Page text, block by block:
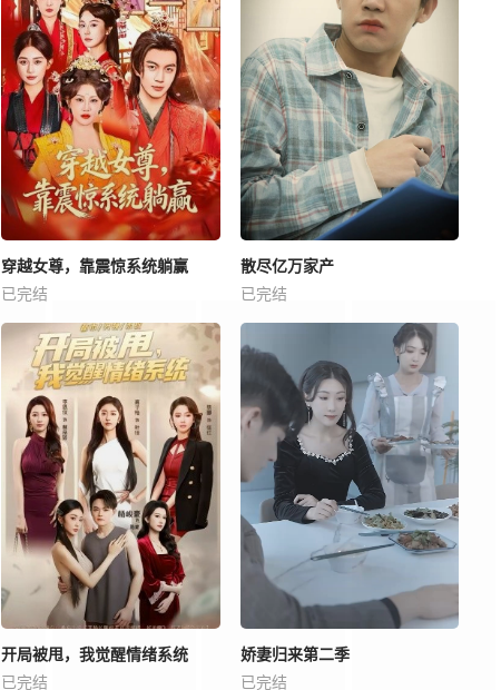
穿越女尊，靠震惊系统躺赢
已完结
散尽亿万家产
已完结
开局被甩，我觉醒情绪系统
已完结
娇妻归来第二季
已完结